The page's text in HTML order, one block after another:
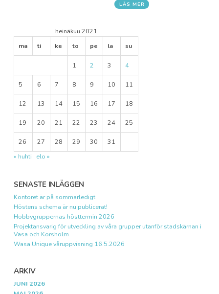
LÄS MER
heinäkuu 2021
ma
ti ke to pe la su
1 2 3 4
5 6 7 8 9 10 11
12 13 14 15 16 17 18
19 20 21 22 23 24 25
26 27 28 29 30
31
« huhti
elo »
SENASTE INLÄGGEN
Kontoret är på sommarledigt
Höstens schema är nu publicerat!
Hobbygruppernas hösttermin 2026
Projektansvarig för utveckling av våra grupper utanför stadskärnan i
Vasa och Korsholm
Wasa Unique våruppvisning 16.5.2026
ARKIV
JUNI 2026